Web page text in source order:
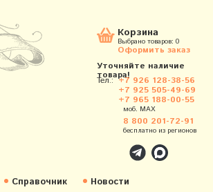
Корзина
Выбрано товаров: 0
Оформить заказ
Уточняйте наличие
товара!
Тел.: +7 926 128-38-56
+7 925 505-49-69
+7 965 188-00-55
моб. MAX
8 800 201-72-91
бесплатно из регионов
Справочник Новости